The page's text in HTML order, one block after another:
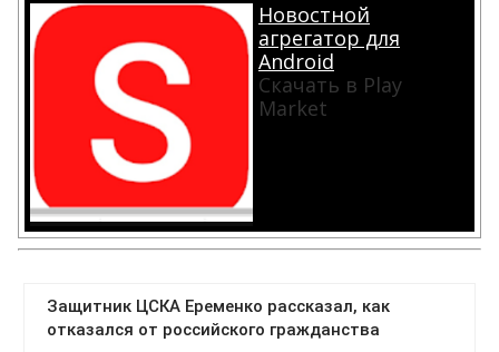
Новостной
агрегатор для
Android
Скачать в Play
Market